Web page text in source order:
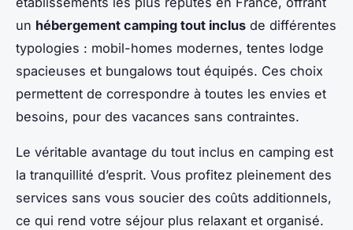
un hébergement camping tout inclus de différentes
typologies : mobil-homes modernes, tentes lodge
spacieuses et bungalows tout équipés. Ces choix
permettent de correspondre à toutes les envies et
besoins, pour des vacances sans contraintes.
Le véritable avantage du tout inclus en camping est
la tranquillité d’esprit. Vous profitez pleinement des
services sans vous soucier des coûts additionnels,
ce qui rend votre séjour plus relaxant et organisé.